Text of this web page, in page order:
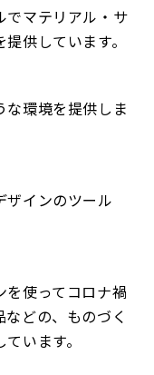
でマテリアル・サ
供しています。
な環境を提供しま
ザインのツール
使ってコロナ禍
どの、ものづく
います。